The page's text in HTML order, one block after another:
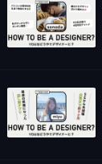
39:18
31:34